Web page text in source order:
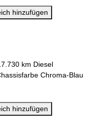
hinzufügen
km Diesel
Chroma-Blau
hinzufügen